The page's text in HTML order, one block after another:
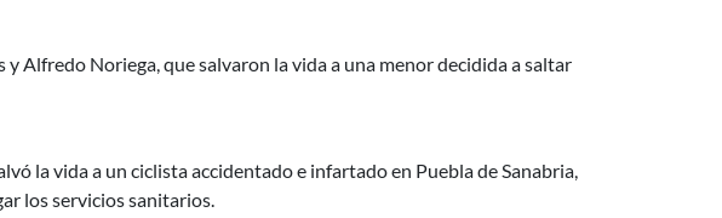
Alfredo Noriega, que salvaron la vida a una menor decidida a saltar
la vida a un ciclista accidentado e infartado en Puebla de Sanabria,
los servicios sanitarios.